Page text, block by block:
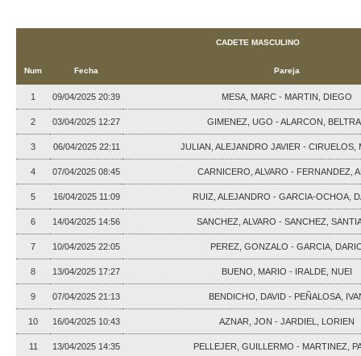
CADETE MASCULINO
Num Fecha Pareja
1 09/04/2025 20:39 MESA, MARC - MARTIN, DIEGO
2 03/04/2025 12:27 GIMENEZ, UGO - ALARCON,
3 06/04/2025 22:11 JULIAN, ALEJANDRO JAVIER - CIRUELOS,
4 07/04/2025 08:45 CARNICERO, ALVARO - FERNANDEZ,
5 16/04/2025 11:09 RUIZ, ALEJANDRO - GARCIA-OCHOA,
6 14/04/2025 14:56 SANCHEZ, ALVARO - SANCHEZ,
7 10/04/2025 22:05 PEREZ, GONZALO - GARCIA,
8 13/04/2025 17:27 BUENO, MARIO - IRALDE, NUEI
9 07/04/2025 21:13 BENDICHO, DAVID - PEÑALOSA,
10 16/04/2025 10:43 AZNAR, JON - JARDIEL, LORIEN
11 13/04/2025 14:35 PELLEJER, GUILLERMO - MARTINEZ,